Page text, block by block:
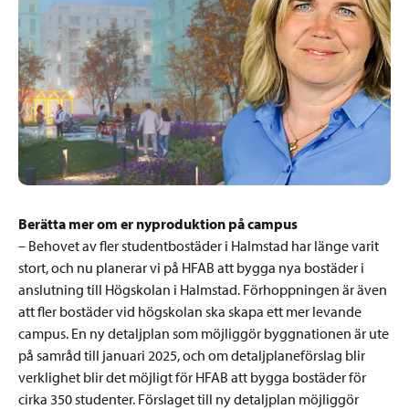
Berätta mer om er nyproduktion på campus
– Behovet av fler studentbostäder i Halmstad har länge varit
stort, och nu planerar vi på HFAB att bygga nya bostäder i
anslutning till Högskolan i Halmstad. Förhoppningen är även
att fler bostäder vid högskolan ska skapa ett mer levande
campus. En ny detaljplan som möjliggör byggnationen är ute
på samråd till januari 2025, och om detaljplaneförslag blir
verklighet blir det möjligt för HFAB att bygga bostäder för
cirka 350 studenter. Förslaget till ny detaljplan möjliggör